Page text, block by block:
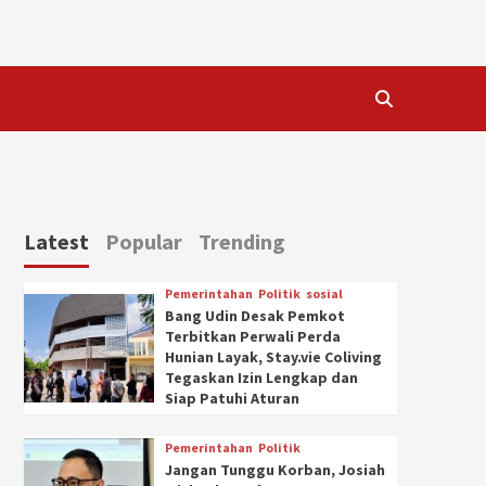
Latest Popular Trending
Pemerintahan Politik sosial
Bang Udin Desak Pemkot
Terbitkan Perwali Perda
Hunian Layak, Stay.vie Coliving
Tegaskan Izin Lengkap dan
Siap Patuhi Aturan
Pemerintahan Politik
Jangan Tunggu Korban, Josiah